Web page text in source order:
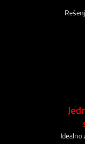
Prilagođeno tebi